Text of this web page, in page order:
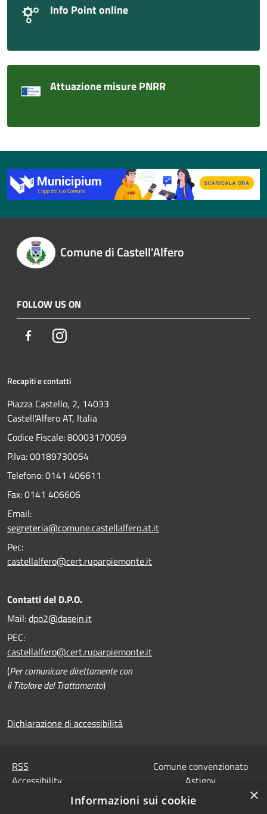
Info Point online
Attuazione misure PNRR
Comune di Castell'Alfero
FOLLOW US ON
FacebookInstagram
Recapiti e contatti
Piazza Castello, 2, 14033
Castell'Alfero AT, Italia
Codice Fiscale: 80003170059
P.Iva: 00189730054
Telefono:0141 406611
Fax:0141 406606
Email:
segreteria@comune.castellalfero.at.it
Pec:
castellalfero@cert.ruparpiemonte.it
Contatti del D.P.O.
Mail:dpo2@dasein.it
PEC:
castellalfero@cert.ruparpiemonte.it
(Per comunicare direttamente con
il Titolare del Trattamento)
Dichiarazione di accessibilità
RSS
Accessibility
Comune convenzionato
Astigov
Progetto|Convenzione
×
Informazioni sui cookie